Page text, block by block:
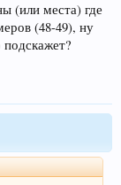
(или места) где
(48-49), ну